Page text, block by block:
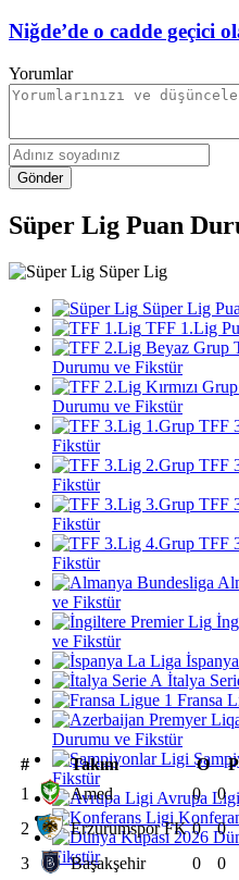
Niğde’de o cadde geçici
Yorumlar
Gönder
Süper Lig Puan
Süper Lig
Süper Lig
TFF 1.Lig
Durumu ve Fikstür
Durumu ve Fikstür
TFF
Fikstür
TFF
Fikstür
TFF
Fikstür
TFF
Fikstür
ve Fikstür
ve Fikstür
İtalya
Fransa
Durumu ve Fikstür
Fikstür
Avrupa
Fikstür
# Takım O
P
1
Amed 0
0
2
Erzurumspor FK 0
0
3
Başakşehir 0
0